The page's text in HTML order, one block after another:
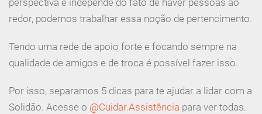
perspectiva e independe do fato de haver pessoas ao
redor, podemos trabalhar essa noção de pertencimento.
Tendo uma rede de apoio forte e focando sempre na
qualidade de amigos e de troca é possível fazer isso.
Por isso, separamos 5 dicas para te ajudar a lidar com a
Solidão. Acesse o @Cuidar.Assistência para ver todas.